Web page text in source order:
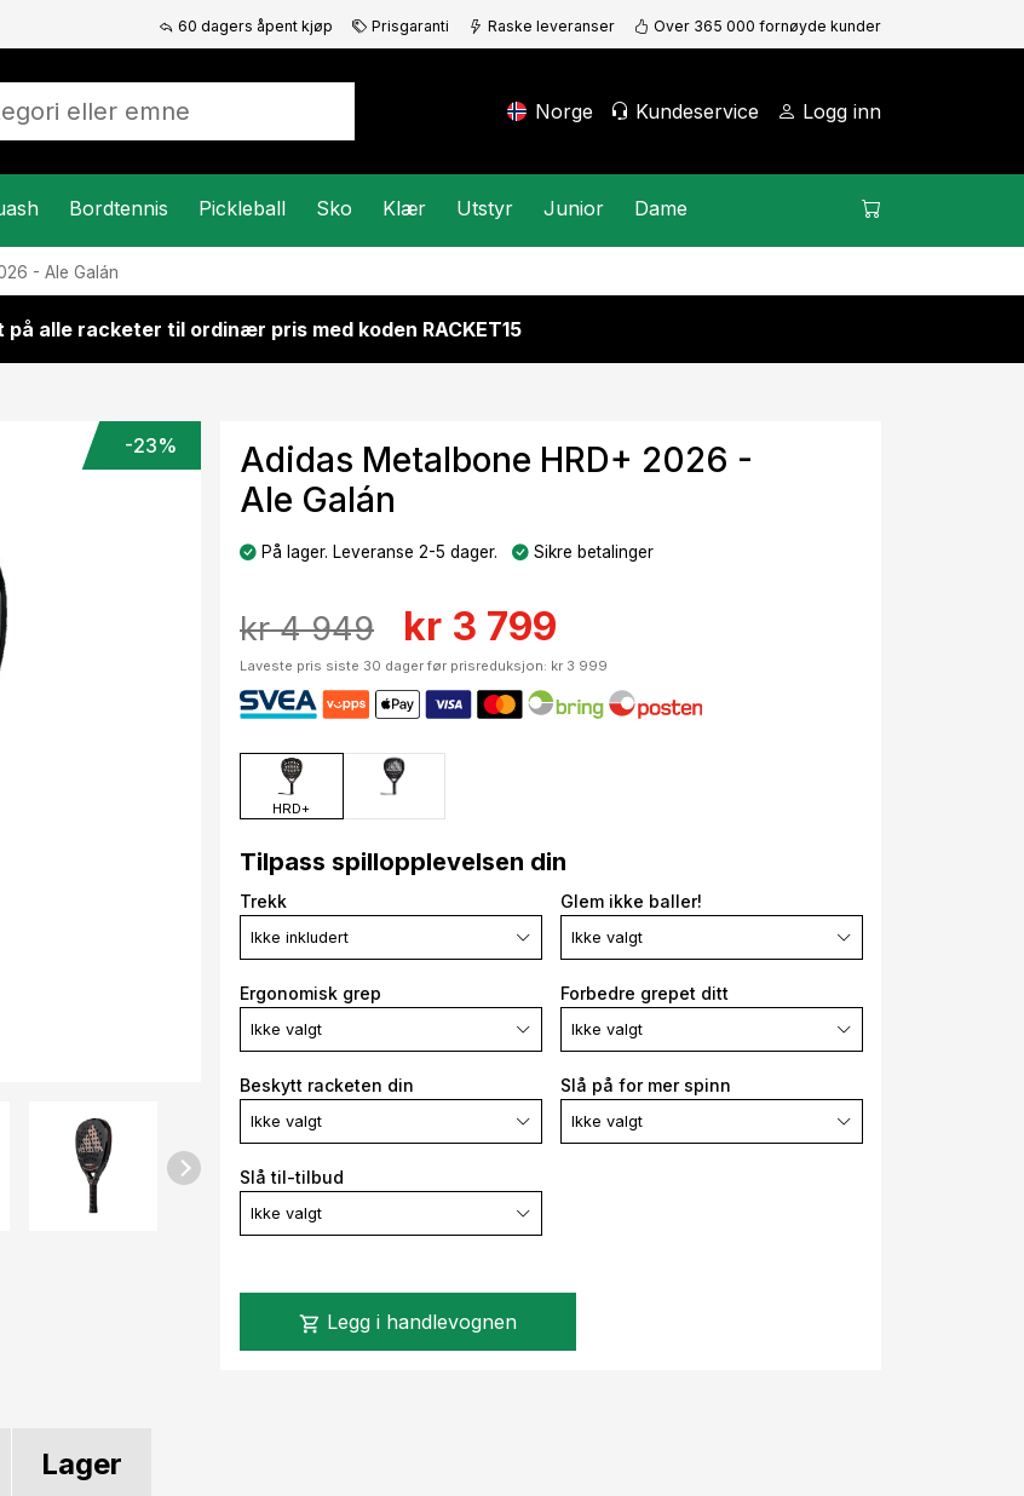
60 dagers åpent kjøp Prisgaranti Raske leveranser Over 365 000 fornøyde kunder
Norge Kundeservice Logg inn
Bordtennis Pickleball Sko Klær Utstyr Junior Dame
- Ale Galán
på alle racketer til ordinær pris med koden RACKET15
-23%
Adidas Metalbone HRD+ 2026 -
Ale Galán
På lager. Leveranse 2-5 dager. Sikre betalinger
kr 4 949 kr 3 799
Laveste pris siste 30 dager før prisreduksjon: kr 3 999
HRD+
Tilpass spillopplevelsen din
Trekk
Ikke inkludert
Glem ikke baller!
Ikke valgt
Ergonomisk grep
Ikke valgt
Forbedre grepet ditt
Ikke valgt
Beskytt racketen din
Ikke valgt
Slå på for mer spinn
Ikke valgt
Slå til-tilbud
Ikke valgt
shopping_cart Legg i handlevognen
Lager